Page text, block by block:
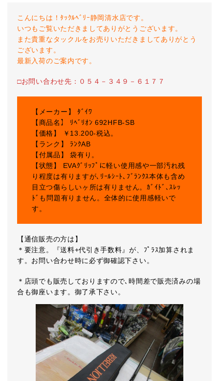
こんにちは！ﾀｯｸﾙﾍﾞﾘｰ静岡清水店です。
いつもご覧いただきましてありがとうございます。
また貴重なタックルをお売りいただきましてありがとう
ございます。
最新入荷のご案内です。
□お問い合わせ先：０５４－３４９－６１７７
【メーカー】 ﾀﾞｲﾜ
【商品名】 ﾘﾍﾞﾘｵﾝ 692HFB-SB
【価格】 ￥13.200-税込。
【ランク】 ﾗﾝｸAB
【付属品】 袋有り。
【状態】 EVAｸﾞﾘｯﾌﾟに軽い使用感や一部汚れ残
り程度は有りますが､ﾘｰﾙｼｰﾄ､ﾌﾞﾗﾝｸｽ本体も含め
目立つ傷らしいヶ所は有りません。ｶﾞｲﾄﾞ､ｽﾚｯ
ﾄﾞも問題有りません。全体的に使用感軽いで
す。
【通信販売の方は】
＊要注意。『送料+代引き手数料』が、ﾌﾟﾗｽ加算されま
す。お問い合わせ時に必ず御確認下さい。
＊店頭でも販売しておりますので､時間差で販売済みの場
合も御座います。御了承下さい。